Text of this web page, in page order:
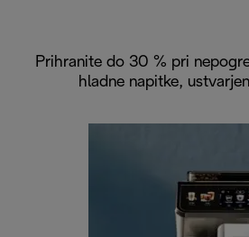
Prihranite do 30 % pri
hladne napitke,